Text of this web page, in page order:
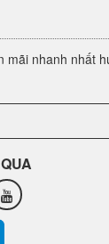
mãi nhanh nhất